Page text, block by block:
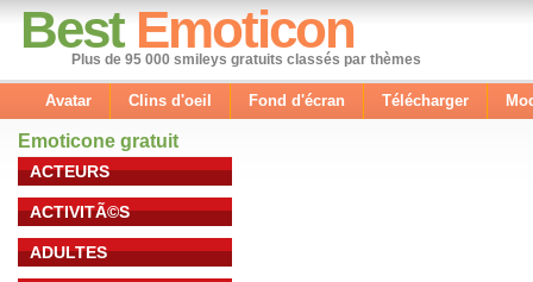
Best Emoticon
Plus de 95 000 smileys gratuits classés par thèmes
Avatar Clins d'oeil Fond d'écran Télécharger
Emoticone gratuit
ACTEURS
ACTIVITÃ©S
ADULTES